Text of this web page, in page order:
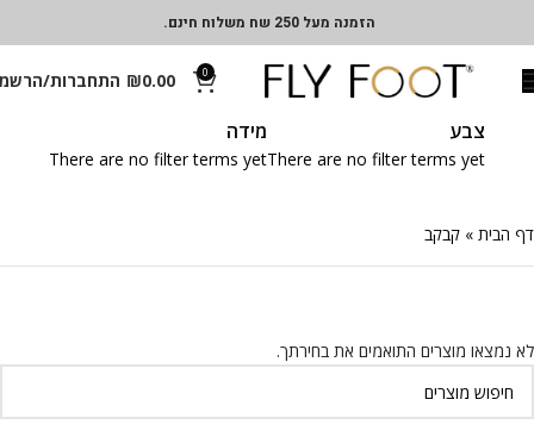
הזמנה מעל 250 שח משלוח חינם.
0
₪0.00 התחברות/
צבע
There are no filter terms yet
מידה
There are no filter terms yet
דף הבית » קבקב
לא נמצאו מוצרים התואמים את בחירתך.